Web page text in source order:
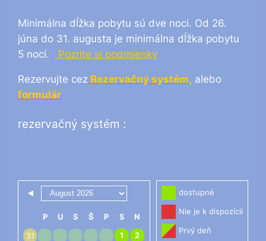
Minimálna dĺžka pobytu sú dve noci. Od 26.
júna do 31. augusta je minimálna dĺžka pobytu
5 nocí.
Pozrite si podmienky
Rezervujte cez Rezervačný systém, alebo
formulár
rezervačný systém :
Skip Booking Form
dostupné
Nie je k dispozícii
Prvý deň
P U S Š P S
N
31
1
2